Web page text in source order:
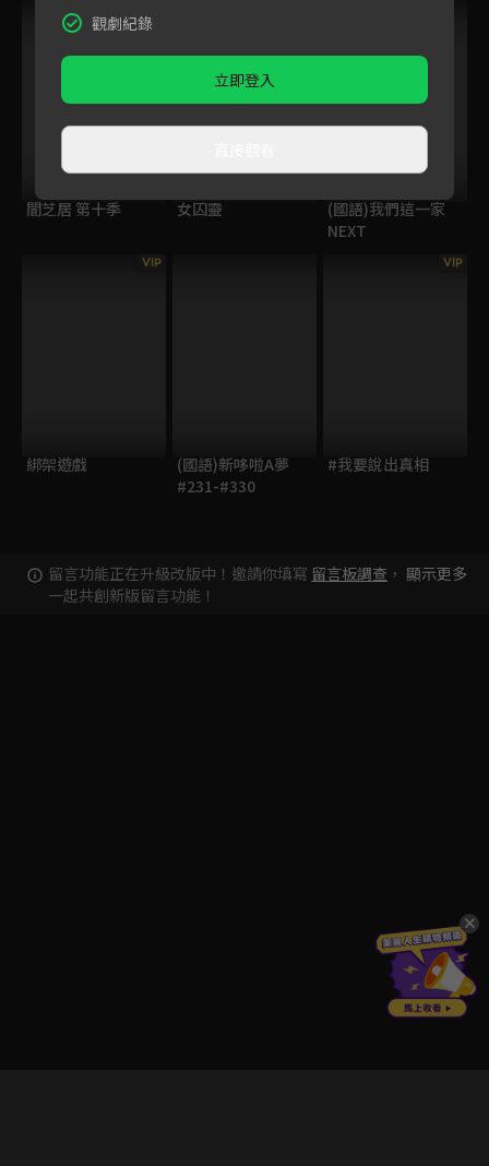
闇芝居 第十季 女囚靈
(國語)我們這一家
NEXT
VIP
綁架遊戲
(國語)新哆啦A夢
#231-#330
VIP
#我要說出真相
留言功能正在升級改版中！邀請你填寫 留言板調查 ，
一起共創新版留言功能！
顯示更多
觀劇紀錄
立即登入